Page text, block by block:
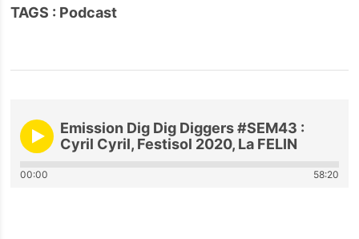
TAGS : Podcast
Emission Dig Dig Diggers #SEM43 :
Cyril Cyril, Festisol 2020, La FELIN
00:00 58:20